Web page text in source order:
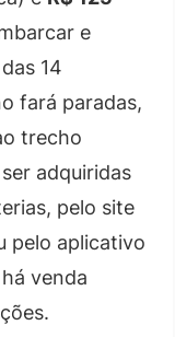
e
14
fará paradas,
trecho
adquiridas
pelo site
pelo aplicativo
venda